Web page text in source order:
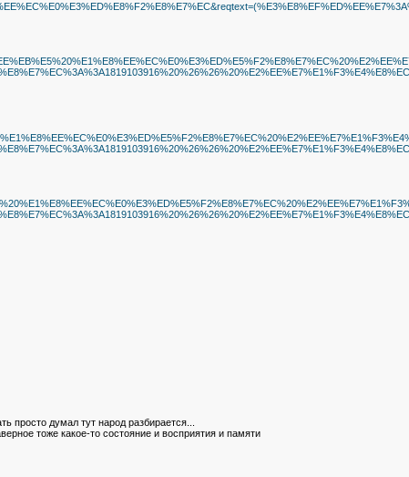
просто думал тут народ разбирается...
тоже какое-то состояние и восприятия и памяти